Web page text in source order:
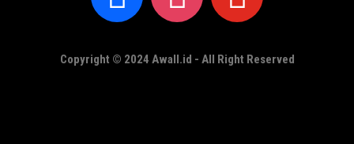
Copyright © 2024 Awall.id - All Right Reserved